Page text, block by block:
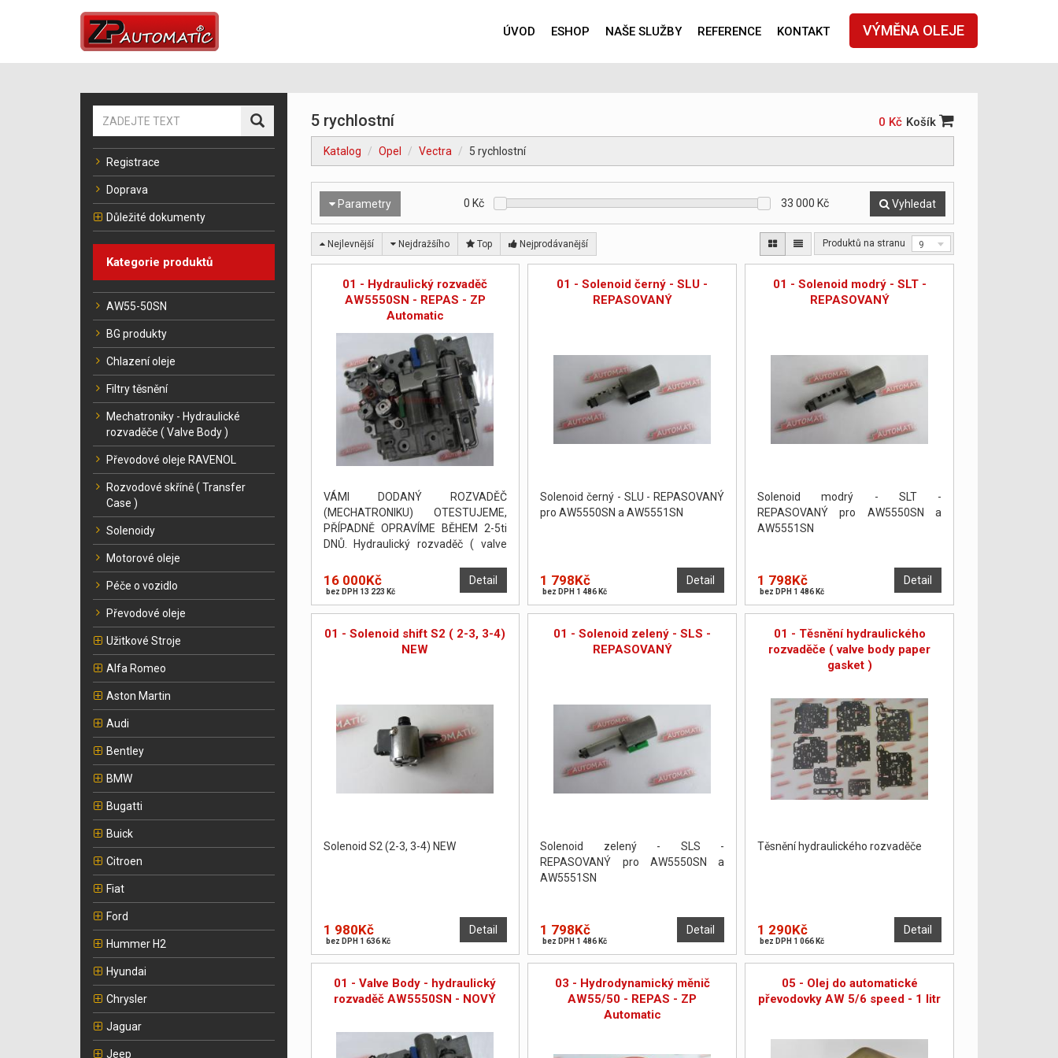
VÝMĚNA OLEJE
ÚVOD ESHOP NAŠE SLUŽBY REFERENCE KONTAKT
Registrace
Doprava
Důležité dokumenty
Kategorie produktů
AW55-50SN
BG produkty
Chlazení oleje
Filtry těsnění
Mechatroniky - Hydraulické
rozvaděče ( Valve Body )
Převodové oleje RAVENOL
Rozvodové skříně ( Transfer
Case )
Solenoidy
Motorové oleje
Péče o vozidlo
Převodové oleje
Užitkové Stroje
Alfa Romeo
Aston Martin
Audi
Bentley
BMW
Bugatti
Buick
Citroen
Fiat
Ford
Hummer H2
Hyundai
Chrysler
Jaguar
Jeep
5 rychlostní 0 Kč Košík
Katalog Opel Vectra 5 rychlostní
Parametry 0 Kč 33 000 Kč Vyhledat
Nejlevnější Nejdražšího Top Nejprodávanější Produktů na stranu 9
01 - Hydraulický rozvaděč
AW5550SN - REPAS - ZP
Automatic
VÁMI DODANÝ ROZVADĚČ
(MECHATRONIKU) OTESTUJEME,
PŘÍPADNĚ OPRAVÍME BĚHEM 2-5ti
DNŮ. Hydraulický rozvaděč ( valve
zkušební stolici Hydratest.
Detail
16 000Kč
bez DPH 13 223 Kč
01 - Solenoid černý - SLU -
REPASOVANÝ
Solenoid černý - SLU - REPASOVANÝ
pro AW5550SN a AW5551SN
Detail
1 798Kč
bez DPH 1 486 Kč
01 - Solenoid modrý - SLT -
REPASOVANÝ
Solenoid modrý - SLT -
REPASOVANÝ pro AW5550SN a
AW5551SN
Detail
1 798Kč
bez DPH 1 486 Kč
01 - Solenoid shift S2 ( 2-3, 3-4)
NEW
Solenoid S2 (2-3, 3-4) NEW
Detail
1 980Kč
bez DPH 1 636 Kč
01 - Solenoid zelený - SLS -
REPASOVANÝ
Solenoid zelený - SLS -
REPASOVANÝ pro AW5550SN a
AW5551SN
Detail
1 798Kč
bez DPH 1 486 Kč
01 - Těsnění hydraulického
rozvaděče ( valve body paper
gasket )
Těsnění hydraulického rozvaděče
Detail
1 290Kč
bez DPH 1 066 Kč
01 - Valve Body - hydraulický
rozvaděč AW5550SN - NOVÝ
03 - Hydrodynamický měnič
AW55/50 - REPAS - ZP
Automatic
05 - Olej do automatické
převodovky AW 5/6 speed - 1 litr